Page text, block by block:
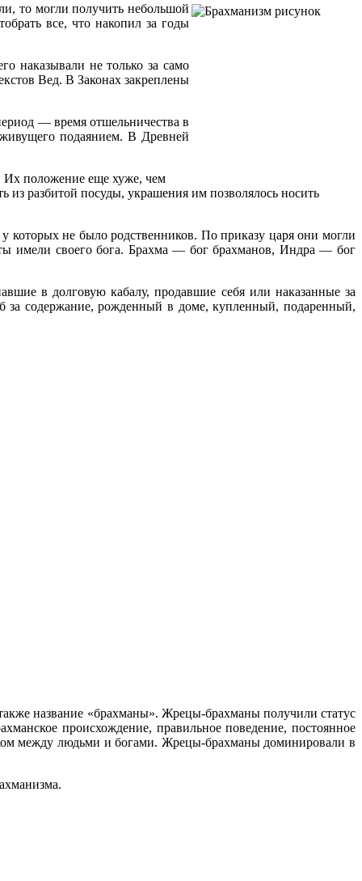
то могли получить небольшой
все, что накопил за годы
наказывали не только за само
Вед. В Законах закреплены
— время отшельничества в
живущего подаянием. В Древней
Их положение еще хуже, чем
разбитой посуды, украшения им позволялось носить
которых не было родственников. По приказу царя они могли
имели своего бога. Брахма — бог брахманов, Индра — бог
в долговую кабалу, продавшие себя или наказанные за
за содержание, рожденный в доме, купленный, подаренный,
название «брахманы». Жрецы-брахманы получили статус
происхождение, правильное поведение, постоянное
между людьми и богами. Жрецы-брахманы доминировали в